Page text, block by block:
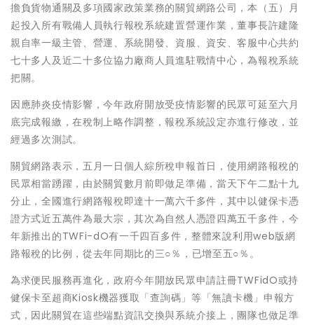
擔負貨物通關及多項國家政策業務的關貿網路公司，本（五）月
起投入所有戰備人員執行報稅系統建置營運作業，董事長許建隆
親自率一級主管、營運、系統開發、資服、資安、客服中心共約
七十多人及近二十多位協力廠商人員進駐戰情中心，為報稅系統
把關。
因應肺炎疫情影響，今年政府開放受疫情影響的民眾可延至六月
底完成報繳，在稅制上略作調整，報稅系統設定亦進行修改，並
經過多次測試。
關貿網路表示，五月一日個人綜所稅申報首日，使用網路報稅的
民眾相當踴躍，由於關貿數月前即做足準備，當天下午二點十九
分止，全國進行網路報稅即達十一萬六千多件，其中以健保卡憑
證方式近五萬件為最大宗，其次為自然人憑證四萬五千多件，今
年新推出的TWFi-dO有一千四百多件，整體來說利用web版網
路報稅的比例，從去年同期比的三○％，已增至五○％。
為求便民服務再進化，政府今年開放民眾申請註冊TWFidO或持
健保卡至超商Kiosk機器獲取「查詢碼」等「無讀卡機」申報方
式，因此關貿在這些端點資訊交換與系統介接上，團隊也做足準